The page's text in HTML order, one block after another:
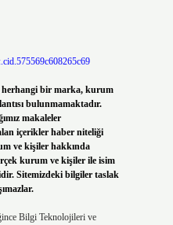
herhangi bir marka, kurum
bulunmamaktadır.
makaleler
içerikler haber niteliği
ve kişiler hakkında
kurum ve kişiler ile isim
Sitemizdeki bilgiler taslak
Bilgi Teknolojileri ve